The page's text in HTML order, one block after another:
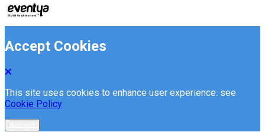
Accept Cookies
This site uses cookies to enhance user experience. see
Cookie Policy